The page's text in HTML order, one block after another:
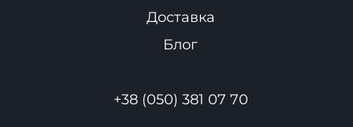
Доставка
Блог
+38 (050) 381 07 70